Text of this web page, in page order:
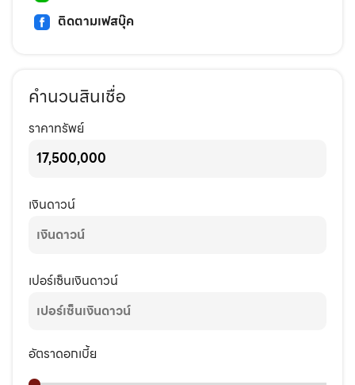
ติดตามเฟสบุ๊ค
คำนวนสินเชื่อ
ราคาทรัพย์
เงินดาวน์
เปอร์เซ็นเงินดาวน์
อัตราดอกเบี้ย